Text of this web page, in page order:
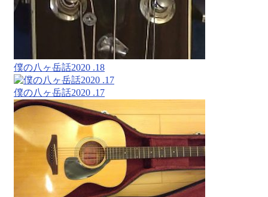
僕の八ヶ岳話2020 .18
僕の八ヶ岳話2020 .17